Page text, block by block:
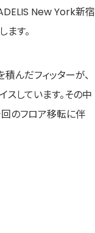
New York新宿
す。
んだフィッターが、
しています。その中
のフロア移転に伴